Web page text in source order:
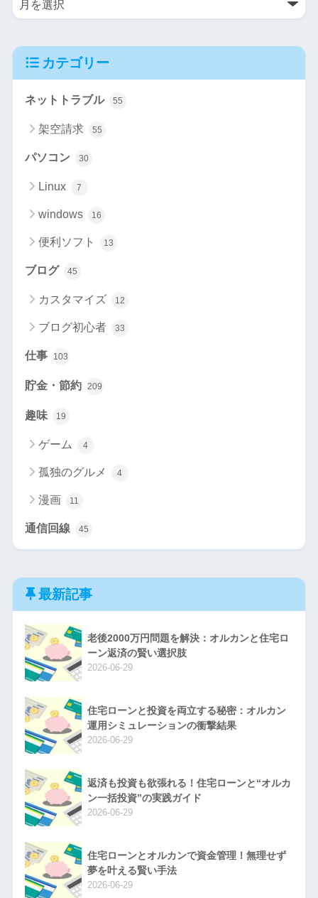
カテゴリー
ネットトラブル 55
架空請求 55
パソコン 30
Linux 7
windows 16
便利ソフト 13
ブログ 45
カスタマイズ 12
ブログ初心者 33
仕事 103
貯金・節約 209
趣味 19
ゲーム 4
孤独のグルメ 4
漫画 11
通信回線 45
最新記事
老後2000万円問題を解決：オルカンと住宅ロ
ーン返済の賢い選択肢
2026-06-29
住宅ローンと投資を両立する秘密：オルカン
運用シミュレーションの衝撃結果
2026-06-29
返済も投資も欲張れる！住宅ローンと“オルカ
ン一括投資”の実践ガイド
2026-06-29
住宅ローンとオルカンで資金管理！無理せず
夢を叶える賢い手法
2026-06-29